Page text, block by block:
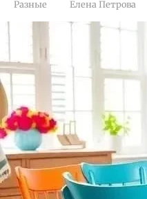
Разные Елена Петрова